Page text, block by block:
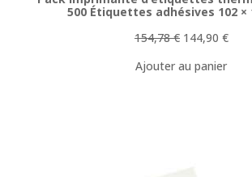
500 Étiquettes adhésives 102 ×
154,78€ Le
initial
144,90 €Le
Ajouter au panier